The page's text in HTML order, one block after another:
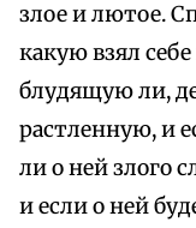
злое и лютое.
какую взял
блудящую ли,
растленную, и
ли о ней злого
и если о ней